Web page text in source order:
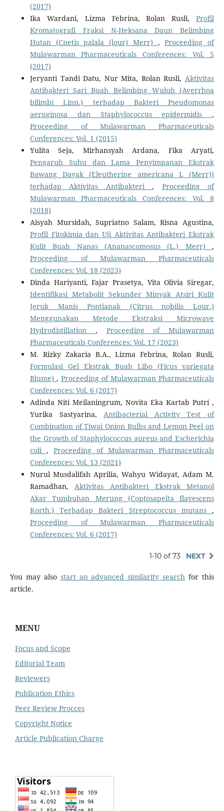
(2017)
Ika Wardani, Lizma Febrina, Rolan Rusli,Profil
Kromatografi Fraksi N-Heksana Daun Belimbing
Hutan (Cnetis palala (lour) Merr) ,Proceeding of
Mulawarman Pharmaceuticals Conferences: Vol. 5
(2017)
Jeryanti Tandi Datu, Nur Mita, Rolan Rusli,Aktivitas
Antibakteri Sari Buah Belimbing Wuluh (Averrhoa
bilimbi Linn.) terhadap Bakteri Pseudomonas
aeruginosa dan Staphylococcus epidermidis,
Proceeding of Mulawarman Pharmaceuticals
Conferences: Vol. 1 (2015)
Yulita Seja, Mirhansyah Ardana, Fika Aryati,
Pengaruh Suhu dan Lama Penyimpanan Ekstrak
Bawang Dayak (Eleutherine americana L (Merr))
terhadap Aktivitas Antibakteri, Proceeding of
Mulawarman Pharmaceuticals Conferences: Vol. 8
(2018)
Aisyah Mursidah, Supriatno Salam, Risna Agustina,
Profil Fitokimia dan Uji Aktivitas Antibakteri Ekstrak
Kulit Buah Nanas (Ananascomosus (L.) Merr),
Proceeding of Mulawarman Pharmaceuticals
Conferences: Vol. 18 (2023)
Dinda Hariyanti, Fajar Prasetya, Vita Olivia Siregar,
Identifikasi Metabolit Sekunder Minyak Atsiri Kulit
Jeruk Manis Pontianak (Citrus nobilis Lour.)
Menggunakan Metode Ekstraksi Microwave
Hydrodistillation , Proceeding of Mulawarman
Pharmaceuticals Conferences: Vol. 17 (2023)
M. Rizky Zakaria B.A., Lizma Febrina, Rolan Rusli,
Formulasi Gel Ekstrak Buah Libo (Ficus variegata
Blume) , Proceeding of Mulawarman Pharmaceuticals
Conferences: Vol. 6 (2017)
Adinda Niti Meilaningrum, Novita Eka Kartab Putri ,
Yurika Sastyarina,Antibacterial Activity Test of
Combination of Tiwai Onion Bulbs and Lemon Peel on
the Growth of Staphylococcus aureus and Escherichia
coli , Proceeding of Mulawarman Pharmaceuticals
Conferences: Vol. 13 (2021)
Nurul Musdalifah Aprilia, Wahyu Widayat, Adam M.
Ramadhan,Aktivitas Antibakteri Ekstrak Metanol
Akar Tumbuhan Merung (Coptosapelta flavescens
Korth.) Terhadap Bakteri Streptococcus mutans,
Proceeding of Mulawarman Pharmaceuticals
Conferences: Vol. 6 (2017)
1-10 of 73 NEXT
You may also start an advanced similarity search for this
article.
MENU
Focus and Scope
Editorial Team
Reviewers
Publication Ethics
Peer Review Procces
Copyright Notice
Article Publication Charge